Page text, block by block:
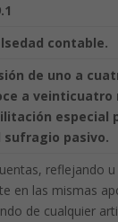
contable.
de uno a
a veinticuatro
especial
sufragio pasivo.
reflejando
en las mismas
de cualquier